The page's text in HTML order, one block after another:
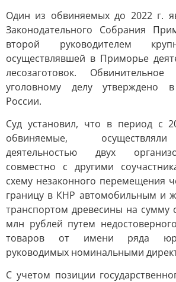
Один из обвиняемых до 2022 г.
Законодательного Собрания
второй руководителем
осуществлявшей в Приморье
лесозаготовок.
уголовному делу утверждено в
России.
Суд установил, что в период с
обвиняемые,
деятельностью двух
совместно с другими
схему незаконного перемещения
границу в КНР автомобильным и
транспортом древесины на
млн рублей путем
товаров от имени ряда
руководимых номинальными
С учетом позиции